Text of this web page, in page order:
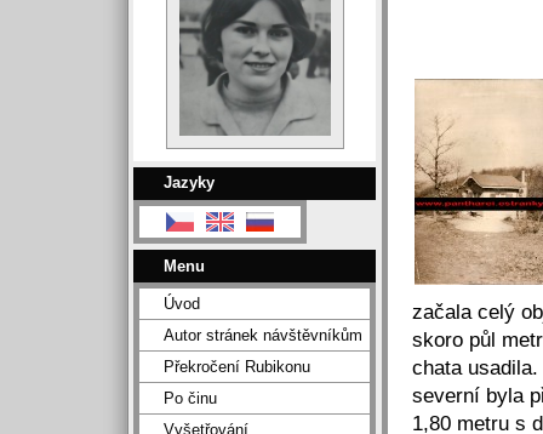
Jazyky
Menu
Úvod
Autor stránek návštěvníkům
Překročení Rubikonu
Po činu
Vyšetřování
začala celý
skoro půl
chata
severní byla
1,80 metru s